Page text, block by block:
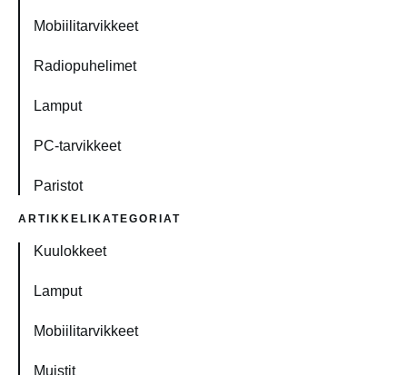
Mobiilitarvikkeet
Radiopuhelimet
Lamput
PC-tarvikkeet
Paristot
ARTIKKELIKATEGORIAT
Kuulokkeet
Lamput
Mobiilitarvikkeet
Muistit